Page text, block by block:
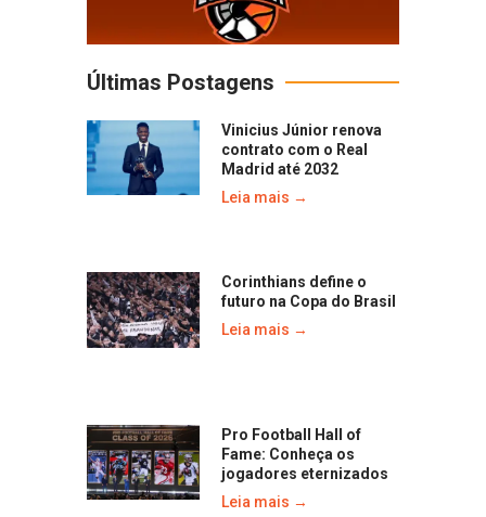
Últimas Postagens
Vinicius Júnior renova
contrato com o Real
Madrid até 2032
Leia mais →
Corinthians define o
futuro na Copa do Brasil
Leia mais →
Pro Football Hall of
Fame: Conheça os
jogadores eternizados
Leia mais →